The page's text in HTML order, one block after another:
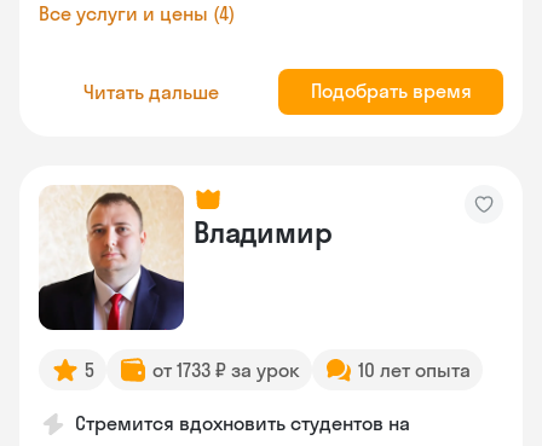
Все услуги и цены (4)
Читать дальше Подобрать время
Владимир
5 от 1733 ₽ за урок 10 лет опыта
Стремится вдохновить студентов на